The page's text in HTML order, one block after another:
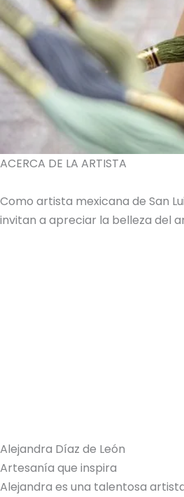
ACERCA DE LA ARTISTA
Como artista mexicana de San
invitan a apreciar la belleza del
Alejandra Díaz de León
Artesanía que inspira
Alejandra es una talentosa